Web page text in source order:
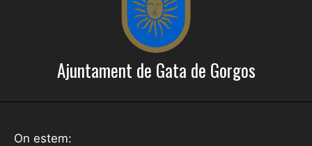
Ajuntament de Gata de Gorgos
On estem: